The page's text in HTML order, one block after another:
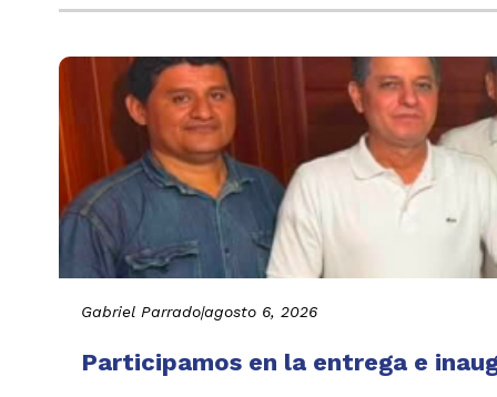
Gabriel Parrado|agosto 6, 2026
Participamos en la entrega e